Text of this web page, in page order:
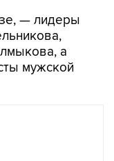
— лидеры
а
мужской